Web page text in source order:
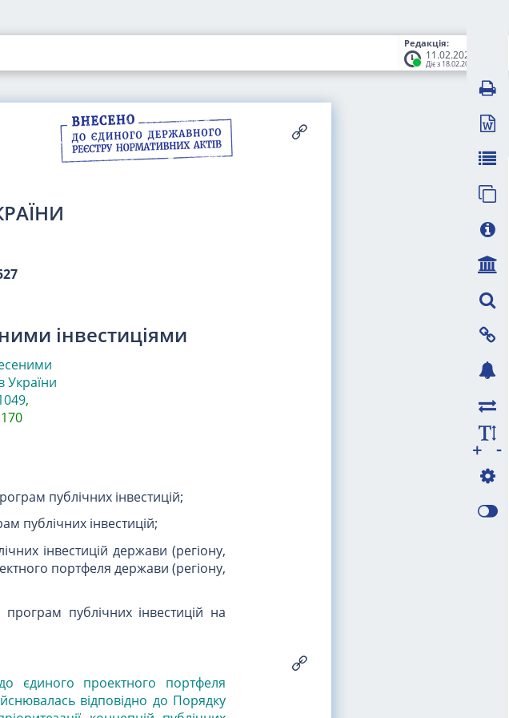
Редакція:
11.02.2026
Діє з 18.02.2026
інвестиціями
України
,
публічних інвестицій;
публічних інвестицій;
інвестицій держави (регіону,
портфеля держави (регіону,
програм публічних інвестицій на
єдиного проектного портфеля
відповідно до Порядку
-
+